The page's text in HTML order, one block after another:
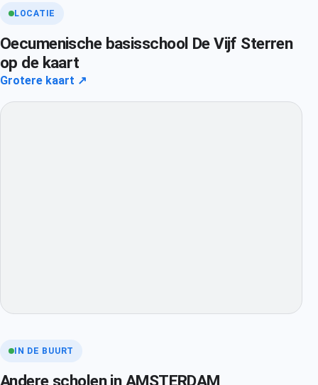
LOCATIE
Oecumenische basisschool De Vijf Sterren
op de kaart
Grotere kaart ↗
IN DE BUURT
Andere scholen in AMSTERDAM